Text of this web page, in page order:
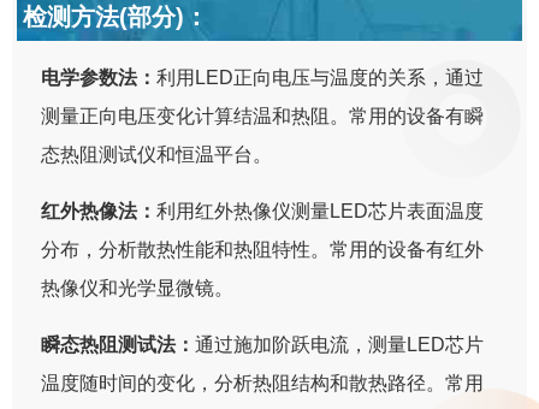
检测方法(部分)：
电学参数法：利用LED正向电压与温度的关系，通过
测量正向电压变化计算结温和热阻。常用的设备有瞬
态热阻测试仪和恒温平台。
红外热像法：利用红外热像仪测量LED芯片表面温度
分布，分析散热性能和热阻特性。常用的设备有红外
热像仪和光学显微镜。
瞬态热阻测试法：通过施加阶跃电流，测量LED芯片
温度随时间的变化，分析热阻结构和散热路径。常用